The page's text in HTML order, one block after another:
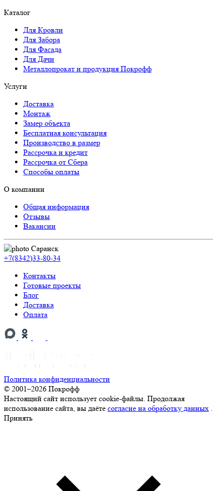
Каталог
Для Кровли
Для Забора
Для Фасада
Для Дачи
Металлопрокат и продукция Покрофф
Услуги
Доставка
Монтаж
Замер объекта
Бесплатная консультация
Производство в размер
Рассрочка и кредит
Рассрочка от Сбера
Способы оплаты
О компании
Общая информация
Отзывы
Вакансии
Саранск
+7(8342)33-80-34
Контакты
Готовые проекты
Блог
Доставка
Оплата
Политика конфиденциальности
© 2001–2026 Покрофф
Настоящий сайт использует cookie-файлы. Продолжая
использование сайта, вы даёте согласие на обработку данных .
Принять